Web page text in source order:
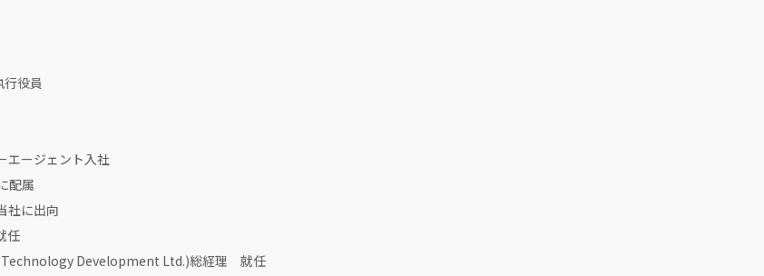
役員
ージェント入社
配属
に出向
任
Technology Development Ltd.)総経理 就任